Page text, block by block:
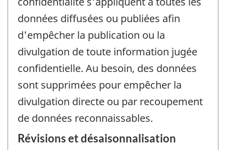
données diffusées ou publiées afin
d'empêcher la publication ou la
divulgation de toute information jugée
confidentielle. Au besoin, des données
sont supprimées pour empêcher la
divulgation directe ou par recoupement
de données reconnaissables.
Révisions et désaisonnalisation